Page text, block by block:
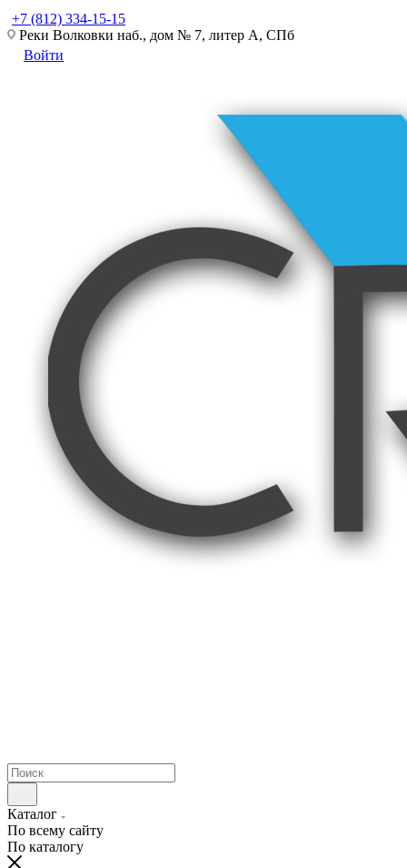
+7 (812) 334-15-15
Реки Волковки наб., дом № 7, литер А, СПб
Войти
Каталог
По всему сайту
По каталогу